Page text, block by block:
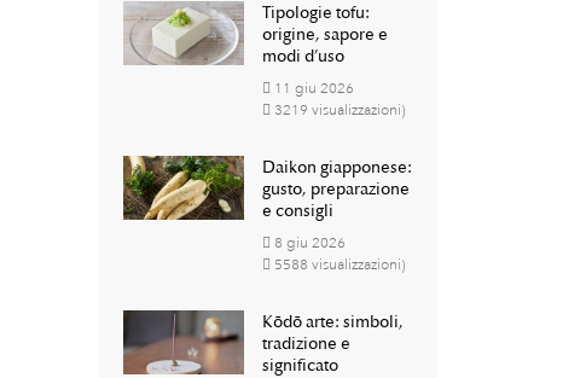
Tipologie tofu:
origine, sapore e
modi d’uso
11 giu 2026
3219 visualizzazioni)
Daikon giapponese:
gusto, preparazione
e consigli
8 giu 2026
5588 visualizzazioni)
Kōdō arte: simboli,
tradizione e
significato